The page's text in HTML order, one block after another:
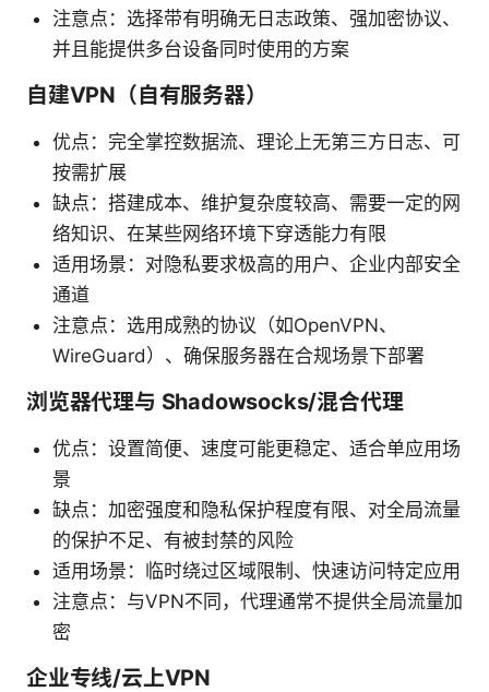
注意点：选择带有明确无日志政策、强加密协议、
并且能提供多台设备同时使用的方案
自建VPN（自有服务器）
优点：完全掌控数据流、理论上无第三方日志、可
按需扩展
缺点：搭建成本、维护复杂度较高、需要一定的网
络知识、在某些网络环境下穿透能力有限
适用场景：对隐私要求极高的用户、企业内部安全
通道
注意点：选用成熟的协议（如OpenVPN、
WireGuard）、确保服务器在合规场景下部署
浏览器代理与 Shadowsocks/混合代理
优点：设置简便、速度可能更稳定、适合单应用场
景
缺点：加密强度和隐私保护程度有限、对全局流量
的保护不足、有被封禁的风险
适用场景：临时绕过区域限制、快速访问特定应用
注意点：与VPN不同，代理通常不提供全局流量加
密
企业专线/云上VPN